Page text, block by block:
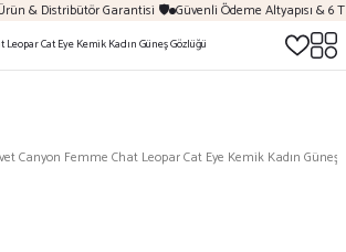
& Distribütör Garantisi 🛡️ Güvenli Ödeme Altyapısı & 6
Canyon Femme Chat Leopar Cat Eye Kemik Kadın Güneş